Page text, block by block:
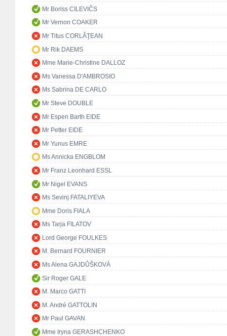
Mr Boriss CILEVIČS
Mr Vernon COAKER
Mr Titus CORLĂŢEAN
Mr Rik DAEMS
Mme Marie-Christine DALLOZ
Ms Vanessa D'AMBROSIO
Ms Sabrina DE CARLO
Mr Steve DOUBLE
Mr Espen Barth EIDE
Mr Petter EIDE
Mr Yunus EMRE
Ms Annicka ENGBLOM
Mr Franz Leonhard ESSL
Mr Nigel EVANS
Ms Sevinj FATALIYEVA
Mme Doris FIALA
Ms Tarja FILATOV
Lord George FOULKES
M. Bernard FOURNIER
Ms Alena GAJDŮŠKOVÁ
Sir Roger GALE
M. Marco GATTI
M. André GATTOLIN
Mr Paul GAVAN
Mme Iryna GERASHCHENKO